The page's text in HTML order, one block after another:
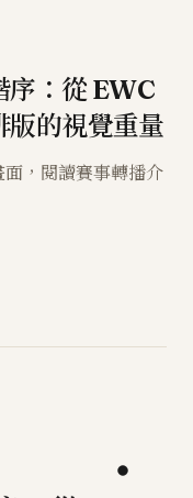
序：從 EWC
版的視覺重量
，閱讀賽事轉播介